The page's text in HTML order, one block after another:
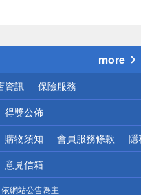
more
資訊 保險服務
得獎公佈
購物須知 會員服務條款 隱
意見信箱
網站公告為主